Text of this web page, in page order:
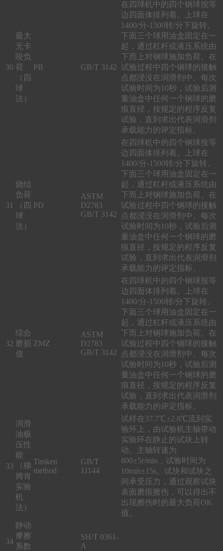
30
最大
无卡
咬负
荷
（四
球
法）
PB GB/T 3142
在四球机中的四个钢球按等
边四面体排列着。上球在
1400/分-1500转/分下旋转。
下面三个球用油盒固定在一
起，通过杠杆或液压系统由
下而上对钢球施加负荷。在
试验过程中四个钢球的接触
点都浸没在润滑剂中。每次
试验时间为10秒，试验后测
量油盒中任何一个钢球的磨
痕直径，按规定的程序反复
试验，直到求出代表润滑剂
承载能力的评定指标。
31
烧结
负荷
（四
球
法）
PD
ASTM
D2783
GB/T 3142
在四球机中的四个钢球按等
边四面体排列着。上球在
1400/分-1500转/分下旋转。
下面三个球用油盒固定在一
起，通过杠杆或液压系统由
下而上对钢球施加负荷。在
试验过程中四个钢球的接触
点都浸没在润滑剂中。每次
试验时间为10秒，试验后测
量油盒中任何一个钢球的磨
痕直径，按规定的程序反复
试验，直到求出代表润滑剂
承载能力的评定指标。
32
综合
磨损
值
ZMZ
ASTM
D2783
GB/T 3142
在四球机中的四个钢球按等
边四面体排列着。上球在
1400/分-1500转/分下旋转。
下面三个球用油盒固定在一
起，通过杠杆或液压系统由
下而上对钢球施加负荷。在
试验过程中四个钢球的接触
点都浸没在润滑剂中。每次
试验时间为10秒，试验后测
量油盒中任何一个钢球的磨
痕直径，按规定的程序反复
试验，直到求出代表润滑剂
承载能力的评定指标。
33
润滑
油极
压性
能
（梯
姆肯
实验
机
法）
Timken
method
GB/T
11144
试样在37.7℃±2.8℃流到实
验环上，由试验机主轴带动
实验环在静止的试块上转
动。主轴转速为
800±5r/min，试验时间为
10min±15s。试块和试块之
间承受压力，通过观察试块
表面磨痕擦伤，可以得出不
出现擦伤时的最大负荷OK
值。
34
静动
摩擦
系数
SH/T 0361-
A